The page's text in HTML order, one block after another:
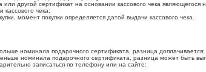
другой сертификат на основании кассового чека
кассового чека;
момент покупки определяется датой выдачи кассового чека.
номинала подарочного сертификата, разница доплачивается;
номинала подарочного сертификата, разница может быть
записаться по телефону или на сайте: